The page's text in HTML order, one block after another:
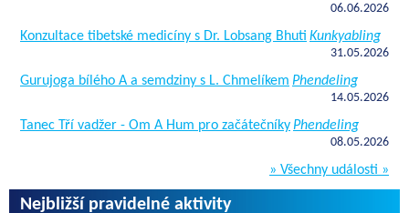
06.06.2026
Konzultace tibetské medicíny s Dr. Lobsang Bhuti Kunkyabling
31.05.2026
Gurujoga bílého A a semdziny s L. Chmelíkem Phendeling
14.05.2026
Tanec Tří vadžer - Om A Hum pro začátečníkyPhendeling
08.05.2026
» Všechny události »
Nejbližší pravidelné aktivity